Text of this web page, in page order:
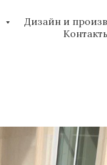
Дизайн и